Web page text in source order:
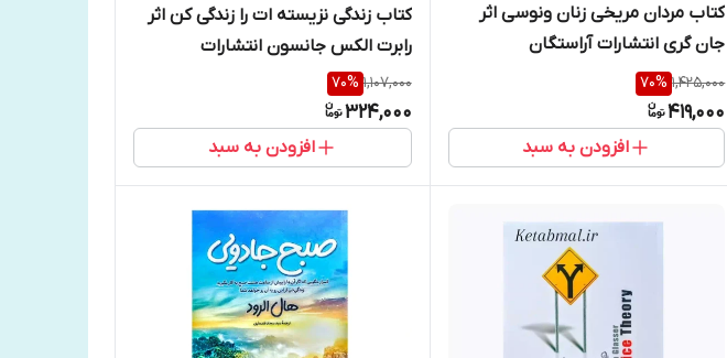
کتاب مردان مریخی زنان ونوسی اثر
جان گری انتشارات آراستگان
1,425,000
70%
419,000
افزودن به سبد
کتاب زندگی نزیسته ات را زندگی کن اثر
رابرت الکس جانسون انتشارات
آراستگان
1,107,000
70%
324,000
افزودن به سبد